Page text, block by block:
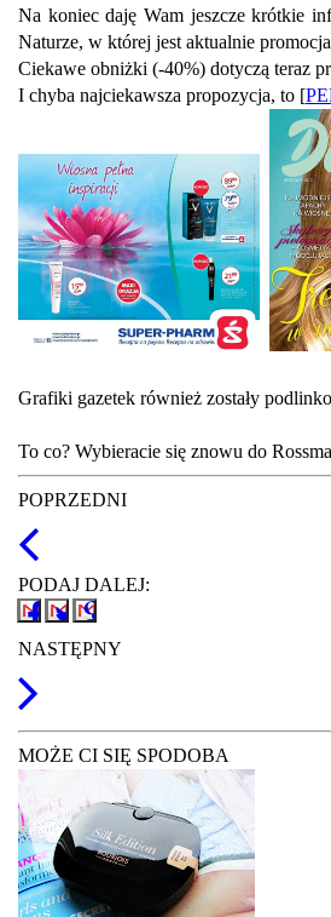
Na koniec daję Wam jeszcze krótkie
Naturze, w której jest aktualnie
Ciekawe obniżki (-40%) dotyczą teraz
I chyba najciekawsza propozycja, to [
Grafiki gazetek również zostały
To co? Wybieracie się znowu do
POPRZEDNI
PODAJ DALEJ:
NASTĘPNY
MOŻE CI SIĘ SPODOBA